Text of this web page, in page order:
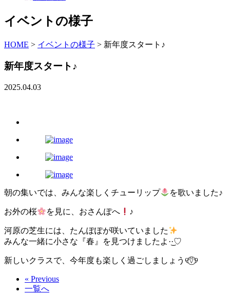
イベントの様子
HOME > イベントの様子 > 新年度スタート♪
新年度スタート♪
2025.04.03
朝の集いでは、みんな楽しくチューリップ を歌いました♪
お外の桜 を見に、おさんぽへ ♪
河原の芝生には、たんぽぽが咲いていました
みんな一緒に小さな『春』を見つけましたよ·͜·♡
新しいクラスで、今年度も楽しく過ごしましょう୧⍢⃝୨
« Previous
一覧へ